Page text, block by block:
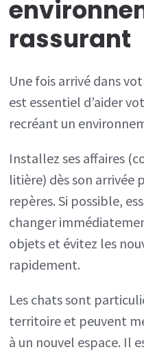
rassurant
Une fois arrivé dans
est essentiel d’aider
recréant un
Installez ses affaires
litière) dès son arrivée
repères. Si possible,
changer
objets et évitez les
rapidement.
Les chats sont
territoire et peuvent
à un nouvel espace. Il